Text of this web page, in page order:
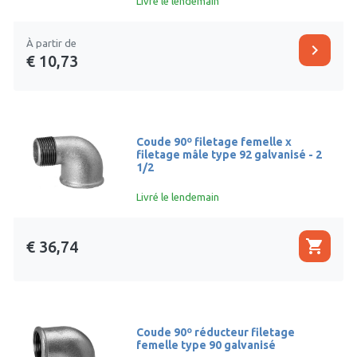
À partir de
€ 10,73
chevron_right
Coude 90º filetage femelle x
filetage mâle type 92 galvanisé - 2
1/2
Livré le lendemain
€ 36,74 shopping_cart
Coude 90º réducteur filetage
femelle type 90 galvanisé